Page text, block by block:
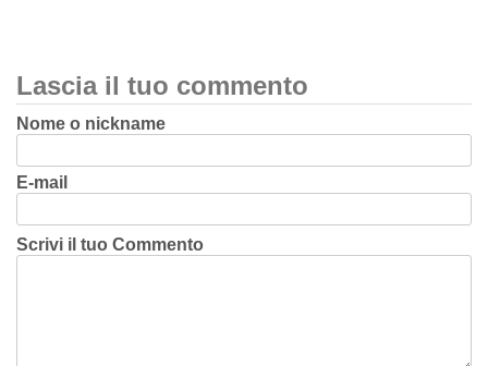
Lascia il tuo commento
Nome o nickname
E-mail
Scrivi il tuo Commento